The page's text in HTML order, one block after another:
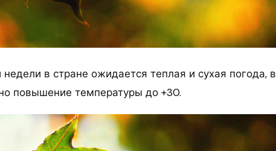
в стране ожидается теплая и сухая погода, в
повышение температуры до +30.